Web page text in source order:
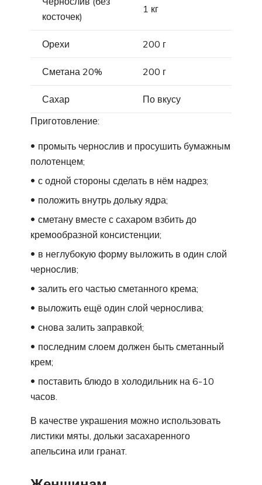
косточек)
1 кг
Орехи 200 г
Сметана 20% 200 г
Сахар
По вкусу
Приготовление:
промыть чернослив и просушить бумажным
полотенцем;
с одной стороны сделать в нём надрез;
положить внутрь дольку ядра;
сметану вместе с сахаром взбить до
кремообразной консистенции;
в неглубокую форму выложить в один слой
чернослив;
залить его частью сметанного крема;
выложить ещё один слой чернослива;
снова залить заправкой;
последним слоем должен быть сметанный
крем;
поставить блюдо в холодильник на 6-10
часов.
В качестве украшения можно использовать
листики мяты, дольки засахаренного
апельсина или гранат.